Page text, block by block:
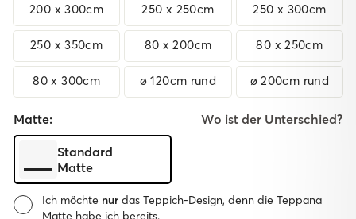
200 x 300cm 250 x 250cm 250 x 300cm
250 x 350cm 80 x 200cm 80 x 250cm
80 x 300cm ø 120cm rund ø 200cm rund
Matte: Wo ist der Unterschied?
Standard
Matte
Ich möchte nur das Teppich-Design, denn die Teppana
Matte habe ich bereits.